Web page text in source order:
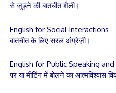
से जुड़ने की बातचीत शैली।
English for Social Interactions
बातचीत के लिए सरल अंग्रेज़ी।
English for Public Speaking
पर या मीटिंग में बोलने का आत्मविश्वास